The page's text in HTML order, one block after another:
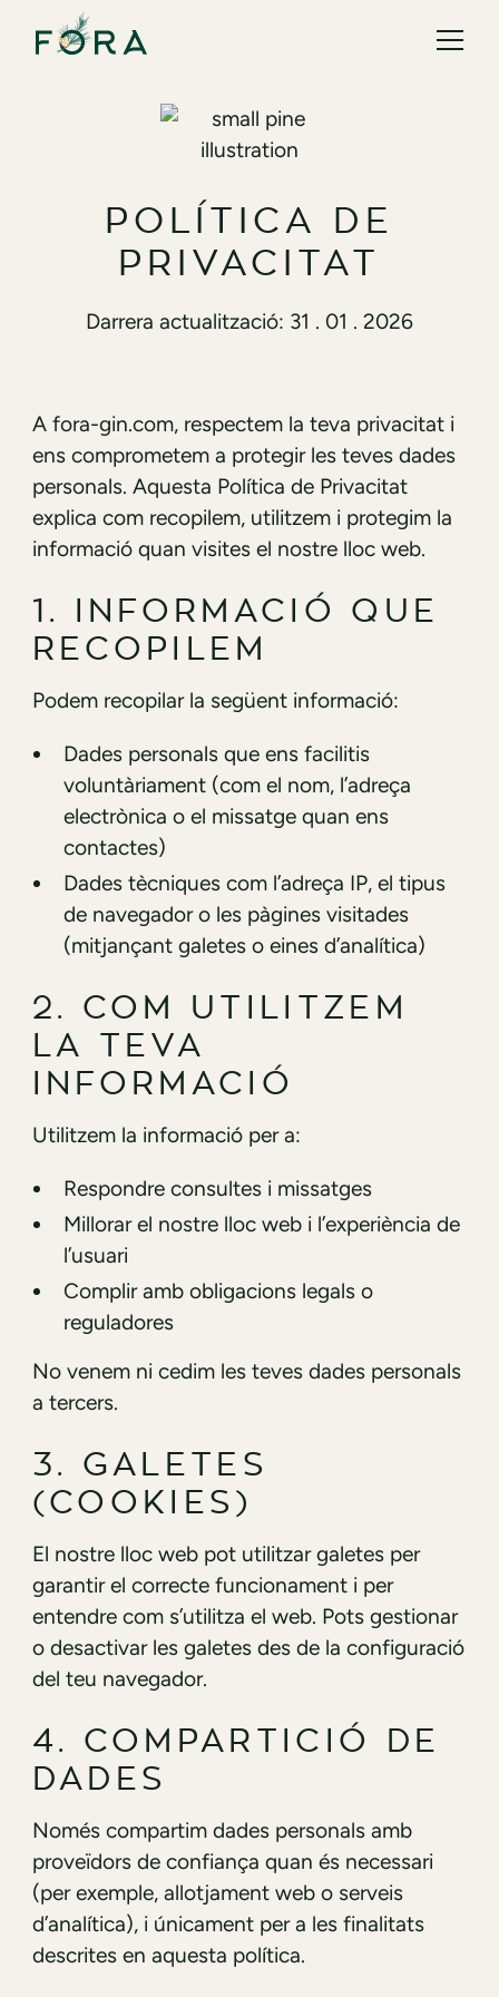
POLÍTICA DE
PRIVACITAT
Darrera actualització: 31 . 01 . 2026
A fora-gin.com, respectem la teva privacitat i
ens comprometem a protegir les teves dades
personals. Aquesta Política de Privacitat
explica com recopilem, utilitzem i protegim la
informació quan visites el nostre lloc web.
1. INFORMACIÓ QUE
RECOPILEM
Podem recopilar la següent informació:
Dades personals que ens facilitis
voluntàriament (com el nom, l’adreça
electrònica o el missatge quan ens
contactes)
Dades tècniques com l’adreça IP, el tipus
de navegador o les pàgines visitades
(mitjançant galetes o eines d’analítica)
2. COM UTILITZEM
LA TEVA
INFORMACIÓ
Utilitzem la informació per a:
Respondre consultes i missatges
Millorar el nostre lloc web i l’experiència de
l’usuari
Complir amb obligacions legals o
reguladores
No venem ni cedim les teves dades personals
a tercers.
3. GALETES
(COOKIES)
El nostre lloc web pot utilitzar galetes per
garantir el correcte funcionament i per
entendre com s’utilitza el web. Pots gestionar
o desactivar les galetes des de la configuració
del teu navegador.
4. COMPARTICIÓ DE
DADES
Només compartim dades personals amb
proveïdors de confiança quan és necessari
(per exemple, allotjament web o serveis
d’analítica), i únicament per a les finalitats
descrites en aquesta política.